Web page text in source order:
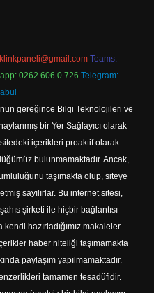
Teams:
0262 606 0 726 Telegram:
gereğince Bilgi Teknolojileri ve
bir Yer Sağlayıcı olarak
içerikleri proaktif olarak
bulunmamaktadır. Ancak,
taşımakta olup, siteye
sayılırlar. Bu internet sitesi,
şirketi ile hiçbir bağlantısı
hazırladığımız makaleler
haber niteliği taşımamakta
paylaşım yapılmamaktadır.
tamamen tesadüfidir.